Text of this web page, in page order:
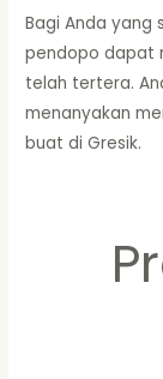
Bagi Anda yang
pendopo dapat
telah tertera.
menanyakan
buat di Gresik.